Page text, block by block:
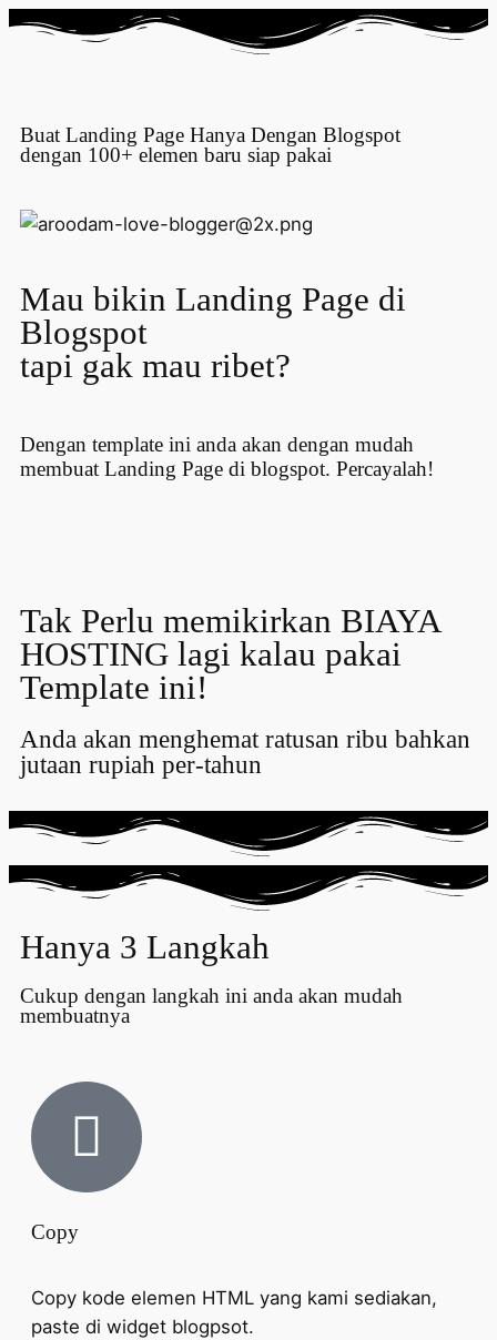
Buat Landing Page Hanya Dengan Blogspot
dengan 100+ elemen baru siap pakai
Mau bikin Landing Page di
Blogspot
tapi gak mau ribet?
Dengan template ini anda akan dengan mudah
membuat Landing Page di blogspot. Percayalah!
Tak Perlu memikirkan BIAYA
HOSTING lagi kalau pakai
Template ini!
Anda akan menghemat ratusan ribu bahkan
jutaan rupiah per-tahun
Hanya 3 Langkah
Cukup dengan langkah ini anda akan mudah
membuatnya
Copy
Copy kode elemen HTML yang kami sediakan,
paste di widget blogpsot.